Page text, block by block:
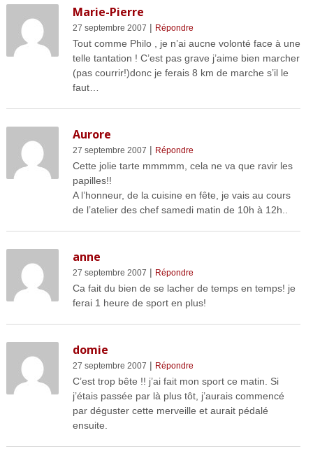
Marie-Pierre
27 septembre 2007 | Répondre
Tout comme Philo , je n’ai aucne volonté face à une
telle tantation ! C’est pas grave j’aime bien marcher
(pas courrir!)donc je ferais 8 km de marche s’il le
faut…
Aurore
27 septembre 2007 | Répondre
Cette jolie tarte mmmmm, cela ne va que ravir les
papilles!!
A l’honneur, de la cuisine en fête, je vais au cours
de l’atelier des chef samedi matin de 10h à 12h..
anne
27 septembre 2007 | Répondre
Ca fait du bien de se lacher de temps en temps! je
ferai 1 heure de sport en plus!
domie
27 septembre 2007 | Répondre
C’est trop bête !! j’ai fait mon sport ce matin. Si
j’étais passée par là plus tôt, j’aurais commencé
par déguster cette merveille et aurait pédalé
ensuite.